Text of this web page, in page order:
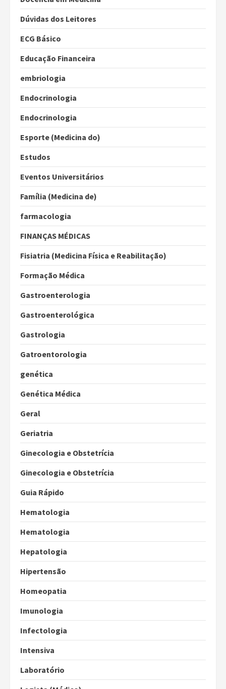
Dúvidas dos Leitores
ECG Básico
Educação Financeira
embriologia
Endocrinologia
Endocrinologia
Esporte (Medicina do)
Estudos
Eventos Universitários
Família (Medicina de)
farmacologia
FINANÇAS MÉDICAS
Fisiatria (Medicina Física e Reabilitação)
Formação Médica
Gastroenterologia
Gastroenterológica
Gastrologia
Gatroentorologia
genética
Genética Médica
Geral
Geriatria
Ginecologia e Obstetrícia
Ginecologia e Obstetrícia
Guia Rápido
Hematologia
Hematologia
Hepatologia
Hipertensão
Homeopatia
Imunologia
Infectologia
Intensiva
Laboratório